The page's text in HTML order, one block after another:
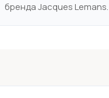
бренда Jacques Lemans.